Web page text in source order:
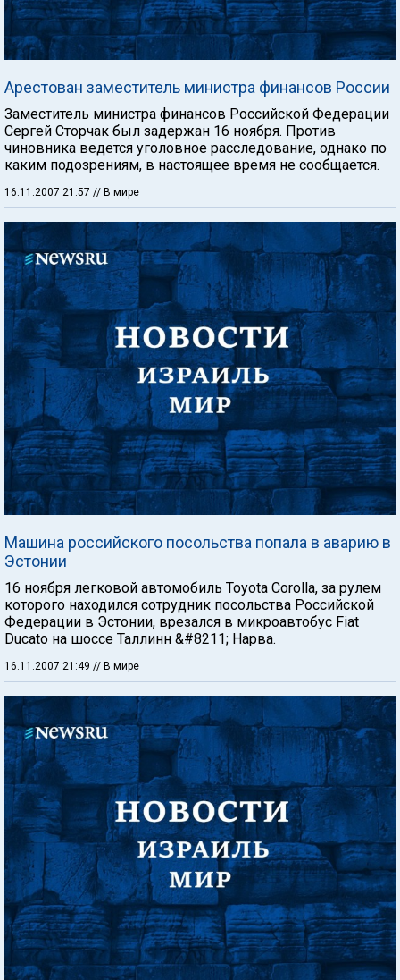
Арестован заместитель министра финансов России
Заместитель министра финансов Российской Федерации
Сергей Сторчак был задержан 16 ноября. Против
чиновника ведется уголовное расследование, однако по
каким подозрениям, в настоящее время не сообщается.
16.11.2007 21:57 // В мире
Машина российского посольства попала в аварию в
Эстонии
16 ноября легковой автомобиль Toyota Corolla, за рулем
которого находился сотрудник посольства Российской
Федерации в Эстонии, врезался в микроавтобус Fiat
Ducato на шоссе Таллинн &#8211; Нарва.
16.11.2007 21:49 // В мире